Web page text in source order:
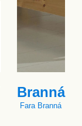
Branná
Fara Branná